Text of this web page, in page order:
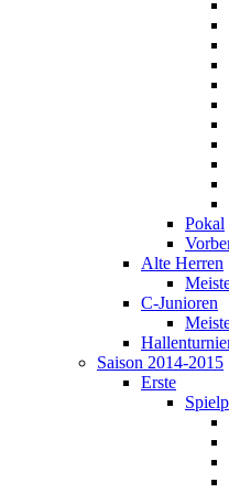
Pokal
Alte Herren
C-Junioren
Saison 2014-2015
Erste